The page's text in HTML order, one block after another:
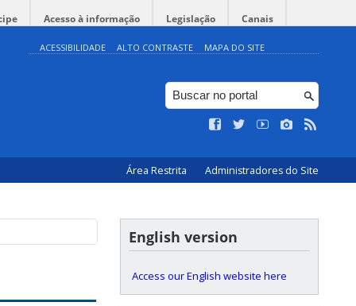
Acesso à informação Legislação Canais
ACESSIBILIDADE ALTO CONTRASTE MAPA DO SITE
Área Restrita Administradores do Site
English version
Access our English website here